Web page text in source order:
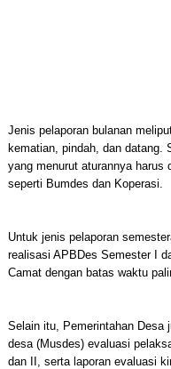
Jenis pelaporan bulanan
kematian, pindah, dan datang.
yang menurut aturannya harus
seperti Bumdes dan Koperasi.
Untuk jenis pelaporan
realisasi APBDes Semester I
Camat dengan batas waktu
Selain itu, Pemerintahan Desa
desa (Musdes) evaluasi
dan II, serta laporan evaluasi